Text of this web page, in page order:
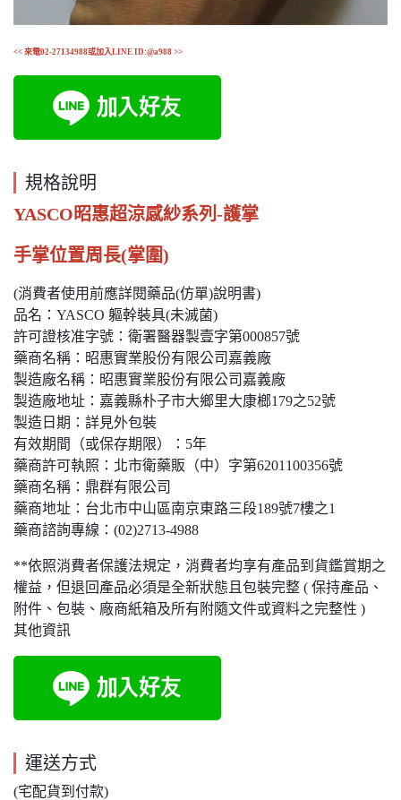
<< 來電02-27134988或加入LINE ID:@a988 >>
規格說明
YASCO昭惠超涼感紗系列-護掌
手掌位置周長(掌圍)
(消費者使用前應詳閱藥品(仿單)說明書)
品名：YASCO 軀幹裝具(未滅菌)
許可證核准字號：衛署醫器製壹字第000857號
藥商名稱：昭惠實業股份有限公司嘉義廠
製造廠名稱：昭惠實業股份有限公司嘉義廠
製造廠地址：嘉義縣朴子市大鄉里大康榔179之52號
製造日期：詳見外包裝
有效期間（或保存期限）：5年
藥商許可執照：北市衛藥販（中）字第6201100356號
藥商名稱：鼎群有限公司
藥商地址：台北市中山區南京東路三段189號7樓之1
藥商諮詢專線：(02)2713-4988
**依照消費者保護法規定，消費者均享有產品到貨鑑賞期之
權益，但退回產品必須是全新狀態且包裝完整 ( 保持產品、
附件、包裝、廠商紙箱及所有附隨文件或資料之完整性 )
其他資訊
運送方式
(宅配貨到付款)